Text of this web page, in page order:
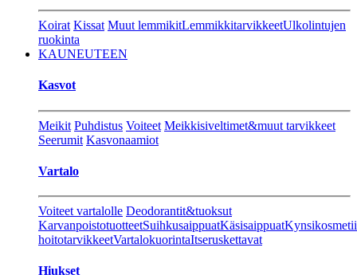
Koirat Kissat Muut lemmikitLemmikkitarvikkeetUlkolintujen
ruokinta
KAUNEUTEEN
Kasvot
Meikit Puhdistus Voiteet Meikkisiveltimet&muut tarvikkeet
Seerumit Kasvonaamiot
Vartalo
Voiteet vartalolle Deodorantit&tuoksut
KarvanpoistotuotteetSuihkusaippuatKäsisaippuat
hoitotarvikkeetVartalokuorintaItseruskettavat
Hiukset